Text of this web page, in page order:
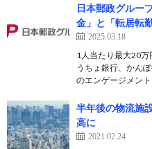
日本郵政グルー
金」と「転居転
2025.03.18
1人当たり最大20万
うちょ銀行、かん
のエンゲージメン
半年後の物流施
高に
2021.02.24